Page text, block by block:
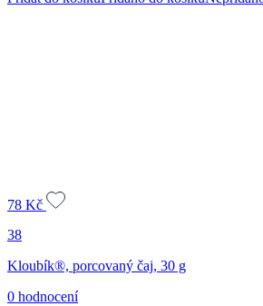
78 Kč
38
Kloubík®, porcovaný čaj, 30 g
0 hodnocení